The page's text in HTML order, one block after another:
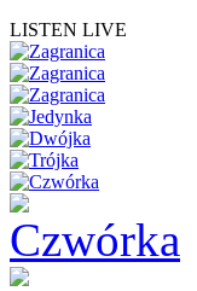
LISTEN LIVE